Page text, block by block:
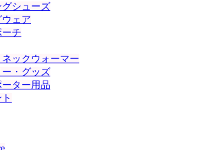
シューズ
ェア
チ
ックウォーマー
・グッズ
ター用品